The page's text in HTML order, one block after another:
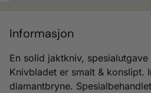
Informasjon
En solid jaktkniv,
Knivbladet er smalt & konslipt.
diamantbryne.